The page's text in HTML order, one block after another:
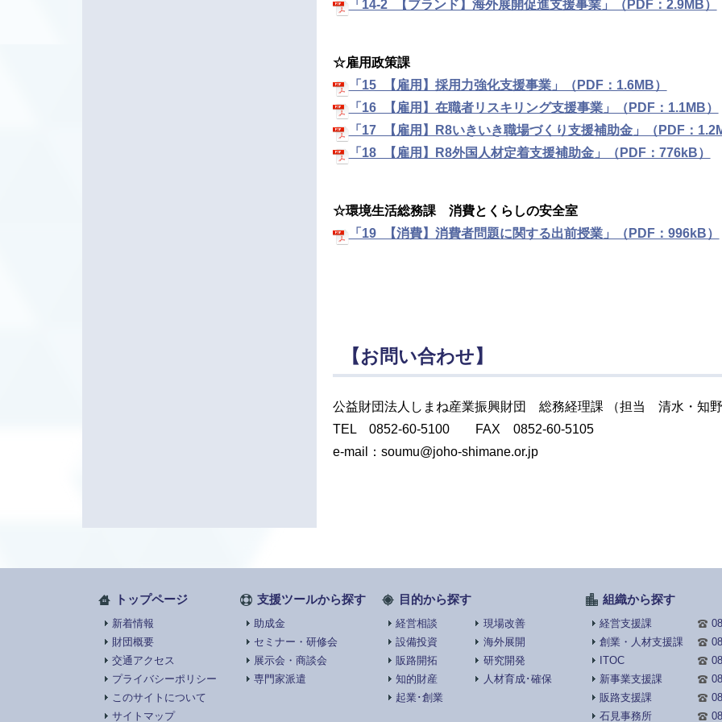
「14-2_【ブランド】海外展開促進支援事業」（PDF：2.9MB）
☆雇用政策課
「15_【雇用】採用力強化支援事業」（PDF：1.6MB）
「16_【雇用】在職者リスキリング支援事業」（PDF：1.1MB）
「17_【雇用】R8いきいき職場づくり支援補助金」（PDF：
「18_【雇用】R8外国人材定着支援補助金」（PDF：776kB）
☆環境生活総務課 消費とくらしの安全室
「19_【消費】消費者問題に関する出前授業」（PDF：996kB）
【お問い合わせ】
公益財団法人しまね産業振興財団 総務経理課 （担当 清水・
TEL 0852-60-5100 FAX 0852-60-5105
e-mail：soumu@joho-shimane.or.jp
トップページ
新着情報
財団概要
交通アクセス
プライバシーポリシー
このサイトについて
サイトマップ
支援ツールから探す
助成金
セミナー・研修会
展示会・商談会
専門家派遣
目的から探す
経営相談
現場改善
設備投資
海外展開
販路開拓
研究開発
知的財産
人材育成･確保
起業･創業
組織から探す
経営支援課
創業・人材支援課
ITOC
新事業支援課
販路支援課
石見事務所